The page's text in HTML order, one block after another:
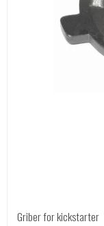
Griber for kickstarter